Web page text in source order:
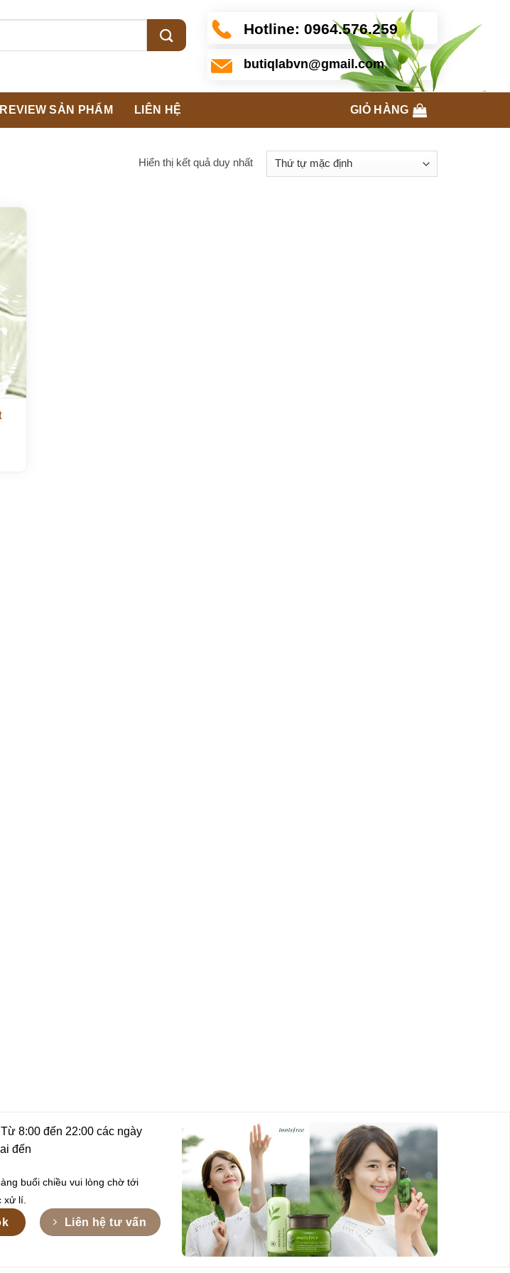
Hotline: 0964.576.259
butiqlabvn@gmail.com
REVIEW SẢN PHẨM LIÊN HỆ GIỎ HÀNG
Hiển thị kết quả duy nhất
8:00 đến 22:00 các ngày
đến
buổi chiều vui lòng chờ tới
xử lí.
Liên hệ tư vấn